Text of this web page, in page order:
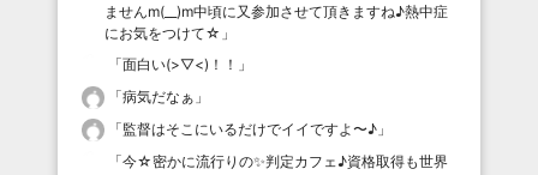
ませんm(__)m中頃に又参加させて頂きますね♪熱中症
にお気をつけて☆ 」
「面白い(>▽<)！！ 」
「病気だなぁ 」
「監督はそこにいるだけでイイですよ〜♪ 」
「今☆密かに流行りの✨判定カフェ♪資格取得も世界